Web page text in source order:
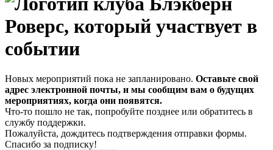
Новых мероприятий пока не запланировано. Оставьте свой
адрес электронной почты, и мы сообщим вам о будущих
мероприятиях, когда они появятся.
Что-то пошло не так, попробуйте позднее или обратитесь в
службу поддержки.
Пожалуйста, дождитесь подтверждения отправки формы.
Спасибо за подписку!